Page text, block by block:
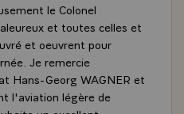
le Colonel
et toutes celles et
et oeuvrent pour
Je remercie
Hans-Georg WAGNER et
l'aviation légère de